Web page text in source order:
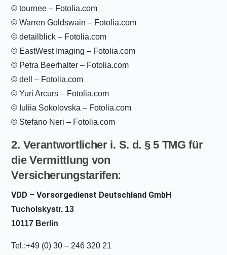
© tournee – Fotolia.com
© Warren Goldswain – Fotolia.com
© detailblick – Fotolia.com
© EastWest Imaging – Fotolia.com
© Petra Beerhalter – Fotolia.com
© dell – Fotolia.com
© Yuri Arcurs – Fotolia.com
© Iuliia Sokolovska – Fotolia.com
© Stefano Neri – Fotolia.com
2. Verantwortlicher i. S. d. § 5 TMG für
die Vermittlung von
Versicherungstarifen:
VDD – Vorsorgedienst Deutschland GmbH
Tucholskystr. 13
10117 Berlin
Tel.:+49 (0) 30 – 246 320 21